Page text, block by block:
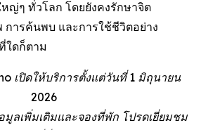
ญ่ๆ ทั่วโลก โดยยังคงรักษาจิต
ารค้นพบ และการใช้ชีวิตอย่าง
ใดก็ตาม
เปิดให้บริการตั้งแต่วันที่ 1 มิถุนายน
2026
ลเพิ่มเติมและจองที่พัก โปรดเยี่ยมชม